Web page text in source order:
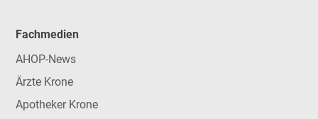
Fachmedien
AHOP-News
Ärzte Krone
Apotheker Krone